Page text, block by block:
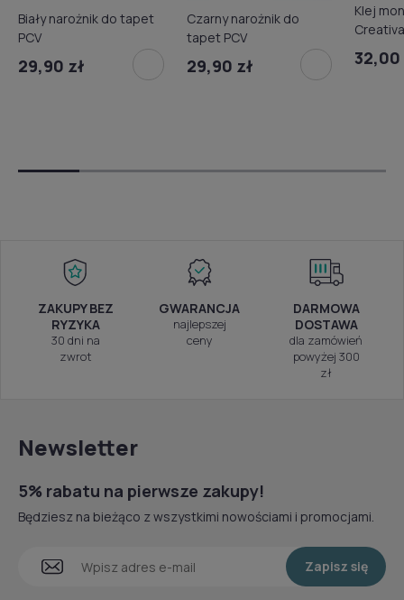
Biały narożnik do tapet
PCV
29,90 zł
Czarny narożnik do
tapet PCV
29,90 zł
Klej
32,00
ZAKUPY BEZ
RYZYKA
30 dni na
zwrot
GWARANCJA
najlepszej
ceny
DARMOWA
DOSTAWA
dla zamówień
powyżej 300
zł
Newsletter
5% rabatu na pierwsze zakupy!
Będziesz na bieżąco z wszystkimi nowościami i promocjami.
Zapisz się